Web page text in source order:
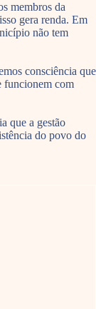
membros da
gera renda. Em
não tem
consciência que
funcionem com
que a gestão
do povo do